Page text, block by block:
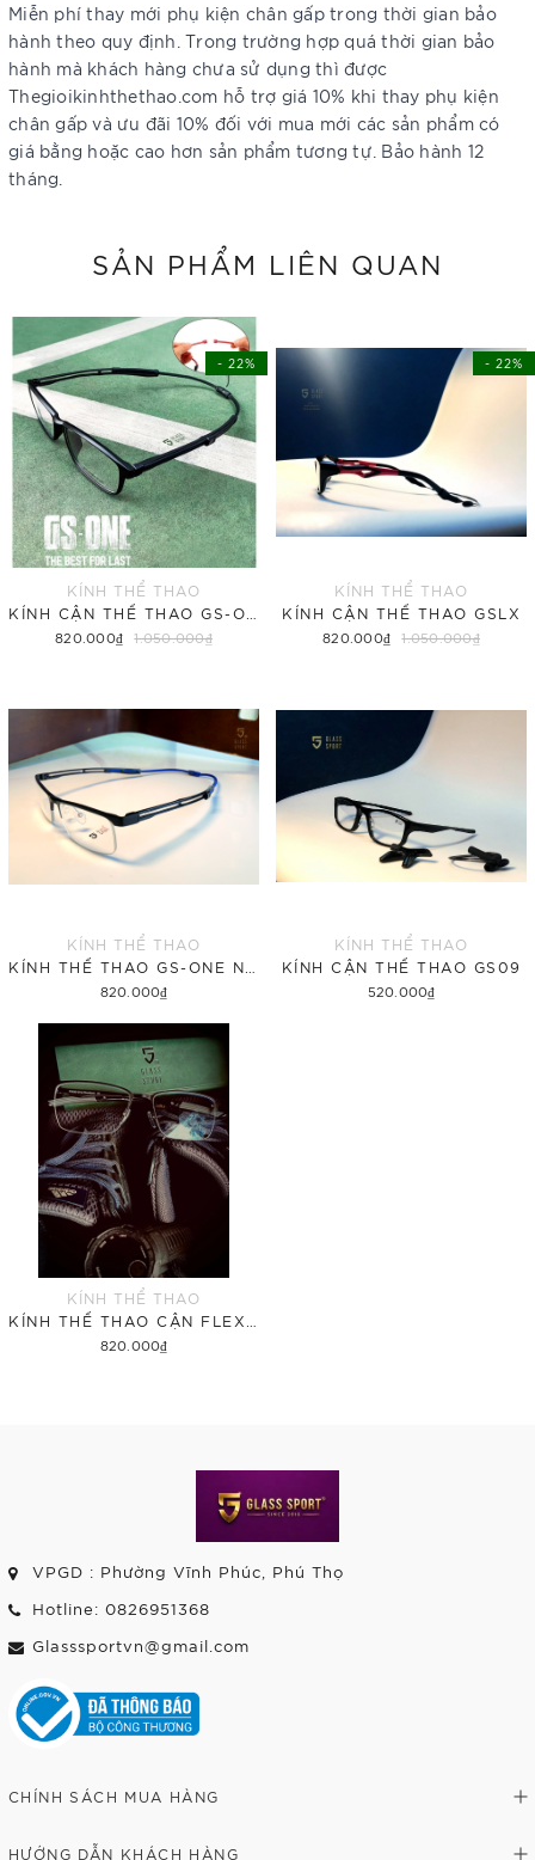
Miễn phí thay mới phụ kiện chân gấp trong thời gian bảo
hành theo quy định. Trong trường hợp quá thời gian bảo
hành mà khách hàng chưa sử dụng thì được
Thegioikinhthethao.com hỗ trợ giá 10% khi thay phụ kiện
chân gấp và ưu đãi 10% đối với mua mới các sản phẩm có
giá bằng hoặc cao hơn sản phẩm tương tự. Bảo hành 12
tháng.
SẢN PHẨM LIÊN QUAN
- 22%
KÍNH THỂ THAO
820.000₫ 1.050.000₫
- 22%
KÍNH THỂ THAO
KÍNH CẬN THỂ THAO GSLX
820.000₫ 1.050.000₫
KÍNH THỂ THAO
820.000₫
KÍNH THỂ THAO
KÍNH CẬN THỂ THAO GS09
520.000₫
KÍNH THỂ THAO
820.000₫
VPGD : Phường Vĩnh Phúc, Phú Thọ
Hotline: 0826951368
Glasssportvn@gmail.com
CHÍNH SÁCH MUA HÀNG
HƯỚNG DẪN KHÁCH HÀNG